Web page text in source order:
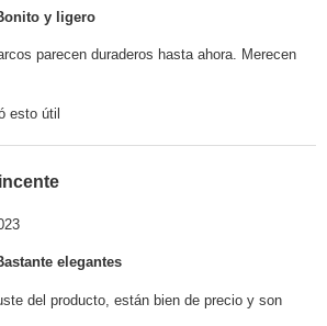
y ligero
parecen duraderos hasta ahora. Merecen
esto útil
elegantes
del producto, están bien de precio y son